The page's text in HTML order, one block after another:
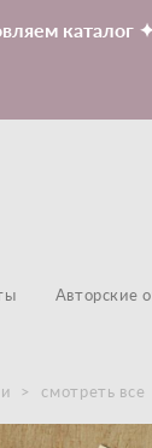
каталог
Авторские
> смотреть все